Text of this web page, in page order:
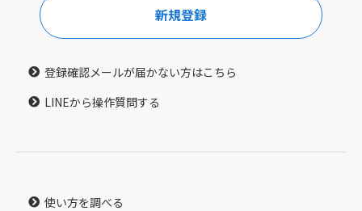
新規登録
登録確認メールが届かない方はこちら
LINEから操作質問する
使い方を調べる